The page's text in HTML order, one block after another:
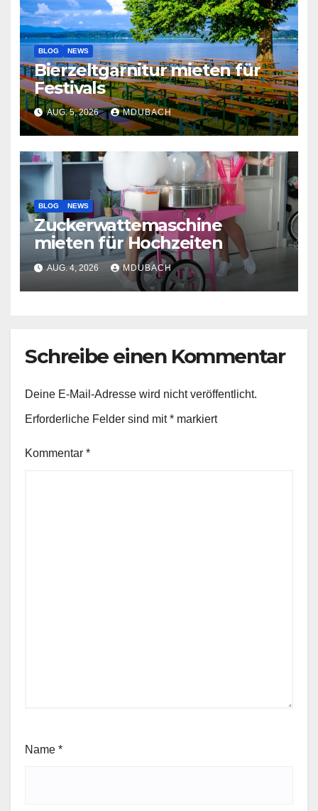
BLOG NEWS
Bierzeltgarnitur mieten für
Festivals
AUG. 5, 2026 MDUBACH
BLOG NEWS
Zuckerwattemaschine
mieten für Hochzeiten
AUG. 4, 2026 MDUBACH
Schreibe einen Kommentar
Deine E-Mail-Adresse wird nicht veröffentlicht.
Erforderliche Felder sind mit* markiert
Kommentar *
Name *